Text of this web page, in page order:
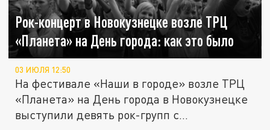
Рок-концерт в Новокузнецке возле ТРЦ
«Планета» на День города: как это было
03 ИЮЛЯ 12:50
На фестивале «Наши в городе» возле ТРЦ
«Планета» на День города в Новокузнецке
выступили девять рок-групп с...